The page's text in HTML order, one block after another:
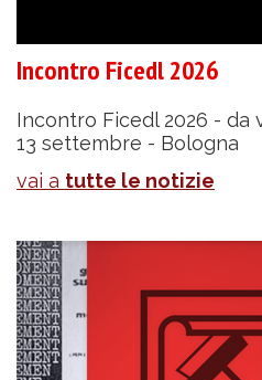
Incontro Ficedl 2026
Incontro Ficedl 2026 - da
13 settembre - Bologna
vai a tutte le notizie